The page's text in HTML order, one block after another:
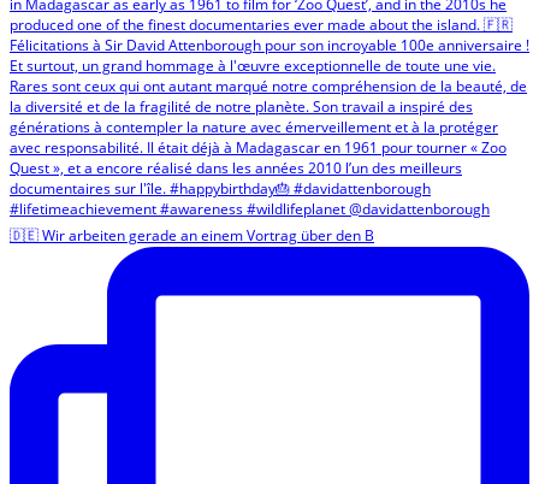
🇩🇪 Wir arbeiten gerade an einem Vortrag über den B